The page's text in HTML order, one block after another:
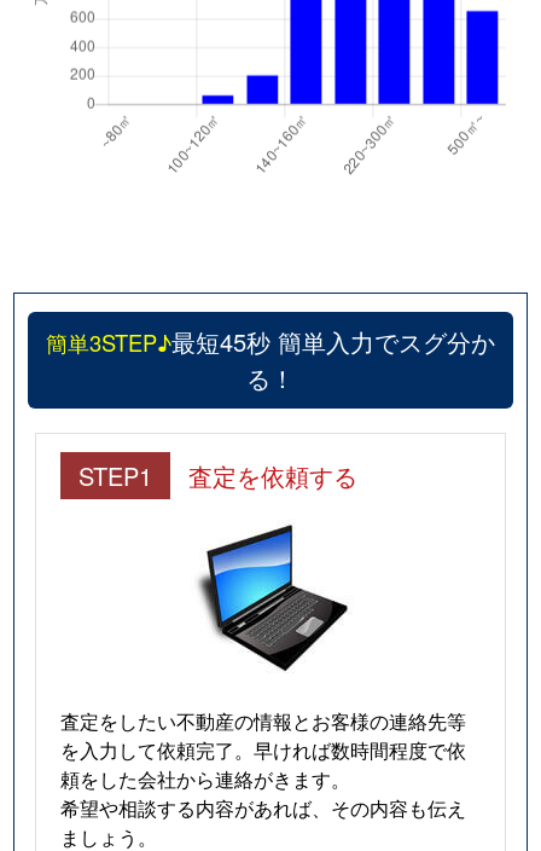
簡単3STEP♪最短45秒 簡単入力でスグ分か
る！
STEP1 査定を依頼する
査定をしたい不動産の情報とお客様の連絡先等
を入力して依頼完了。早ければ数時間程度で依
頼をした会社から連絡がきます。
希望や相談する内容があれば、その内容も伝え
ましょう。